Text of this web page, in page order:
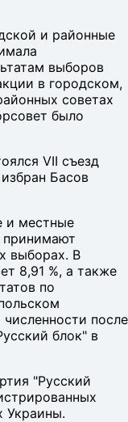
и районные
выборов
в городском,
советах
было
VII съезд
Басов
и местные
принимают
выборах. В
8,91 %, а также
по
после
блок" в
"Русский
Украины.